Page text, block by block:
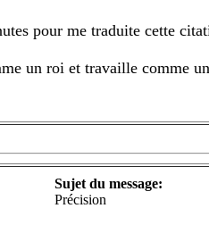
pour me traduite cette
un roi et travaille comme
Sujet du message:
Précision